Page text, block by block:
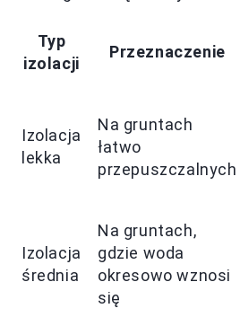
Typ
izolacji
Przeznaczenie
Izolacja
lekka
Na gruntach
łatwo
przepuszczalnych
Izolacja
średnia
Na gruntach,
gdzie woda
okresowo wznosi
się